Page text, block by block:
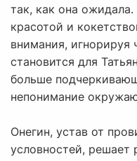
так, как она
красотой и
внимания, игнорируя
становится для
больше
непонимание
Онегин, устав от
условностей, решает